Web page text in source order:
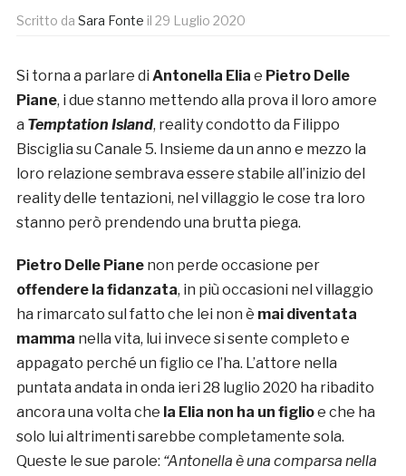
Scritto da Sara Fonte il 29 Luglio 2020
Si torna a parlare di Antonella Elia e Pietro Delle
Piane, i due stanno mettendo alla prova il loro amore
a Temptation Island, reality condotto da Filippo
Bisciglia su Canale 5. Insieme da un anno e mezzo la
loro relazione sembrava essere stabile all’inizio del
reality delle tentazioni, nel villaggio le cose tra loro
stanno però prendendo una brutta piega.
Pietro Delle Piane non perde occasione per
offendere la fidanzata, in più occasioni nel villaggio
ha rimarcato sul fatto che lei non è mai diventata
mamma nella vita, lui invece si sente completo e
appagato perché un figlio ce l’ha. L’attore nella
puntata andata in onda ieri 28 luglio 2020 ha ribadito
ancora una volta che la Elia non ha un figlioe che ha
solo lui altrimenti sarebbe completamente sola.
Queste le sue parole: “Antonella è una comparsa nella